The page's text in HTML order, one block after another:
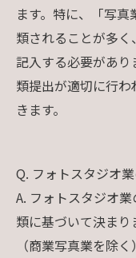
ます。特に、「写
類されることが多
記入する必要があり
類提出が適切に行
きます。
Q. フォトスタジオ
A. フォトスタジオ
類に基づいて決ま
（商業写真業を除